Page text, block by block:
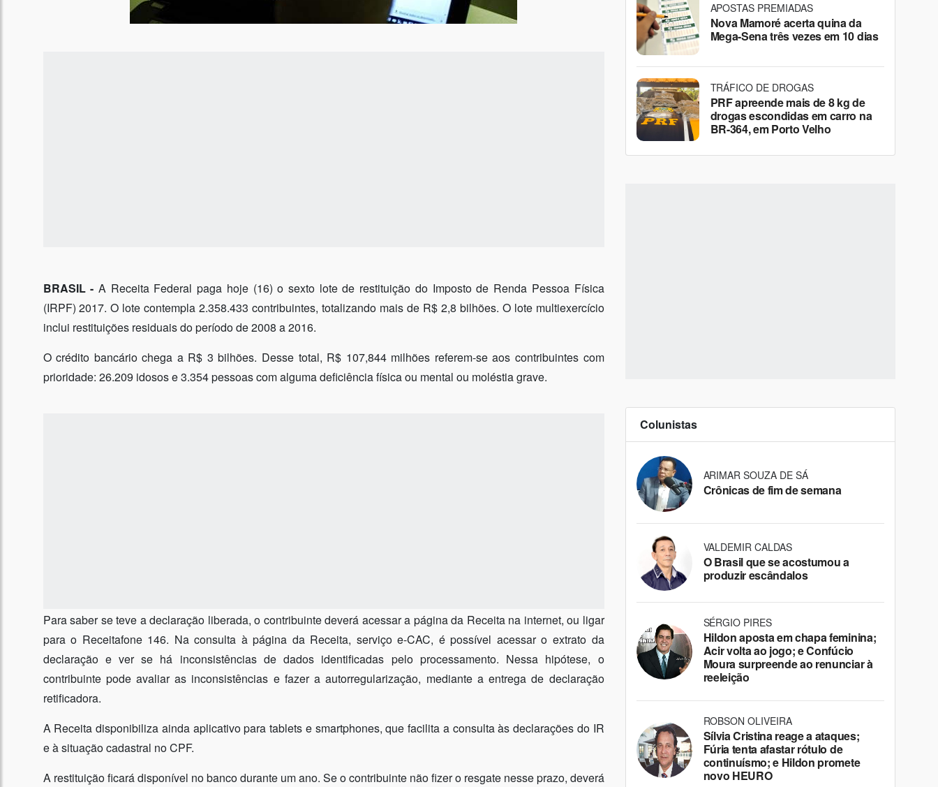
BRASIL - A Receita Federal paga hoje (16) o sexto lote de restituição do Imposto de Renda Pessoa Física
(IRPF) 2017. O lote contempla 2.358.433 contribuintes, totalizando mais de R$ 2,8 bilhões. O lote multiexercício
inclui restituições residuais do período de 2008 a 2016.
O crédito bancário chega a R$ 3 bilhões. Desse total, R$ 107,844 milhões referem-se aos contribuintes com
prioridade: 26.209 idosos e 3.354 pessoas com alguma deficiência física ou mental ou moléstia grave.
Para saber se teve a declaração liberada, o contribuinte deverá acessar a página da Receita na internet, ou ligar
para o Receitafone 146. Na consulta à página da Receita, serviço e-CAC, é possível acessar o extrato da
declaração e ver se há inconsistências de dados identificadas pelo processamento. Nessa hipótese, o
contribuinte pode avaliar as inconsistências e fazer a autorregularização, mediante a entrega de declaração
retificadora.
A Receita disponibiliza ainda aplicativo para tablets e smartphones, que facilita a consulta às declarações do IR
e à situação cadastral no CPF.
A restituição ficará disponível no banco durante um ano. Se o contribuinte não fizer o resgate nesse prazo, deverá
APOSTAS PREMIADAS
Nova Mamoré acerta quina da
Mega-Sena três vezes em 10 dias
TRÁFICO DE DROGAS
PRF apreende mais de 8 kg de
drogas escondidas em carro na
BR-364, em Porto Velho
Colunistas
ARIMAR SOUZA DE SÁ
Crônicas de fim de semana
VALDEMIR CALDAS
O Brasil que se acostumou a
produzir escândalos
SÉRGIO PIRES
Hildon aposta em chapa feminina;
Acir volta ao jogo; e Confúcio
Moura surpreende ao renunciar à
reeleição
ROBSON OLIVEIRA
Sílvia Cristina reage a ataques;
Fúria tenta afastar rótulo de
continuísmo; e Hildon promete
novo HEURO